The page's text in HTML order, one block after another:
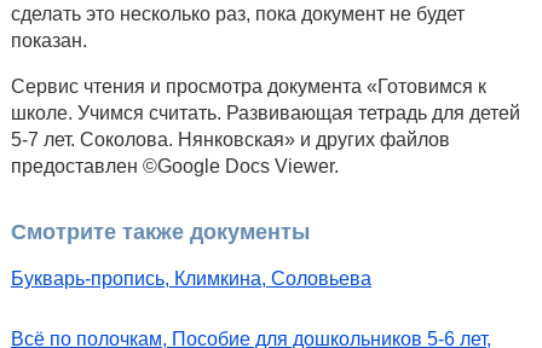
сделать это несколько раз, пока документ не будет
показан.
Сервис чтения и просмотра документа «Готовимся к
школе. Учимся считать. Развивающая тетрадь для детей
5-7 лет. Соколова. Нянковская» и других файлов
предоставлен ©Google Docs Viewer.
Смотрите также документы
Букварь-пропись, Климкина, Соловьева
Всё по полочкам, Пособие для дошкольников 5-6 лет,